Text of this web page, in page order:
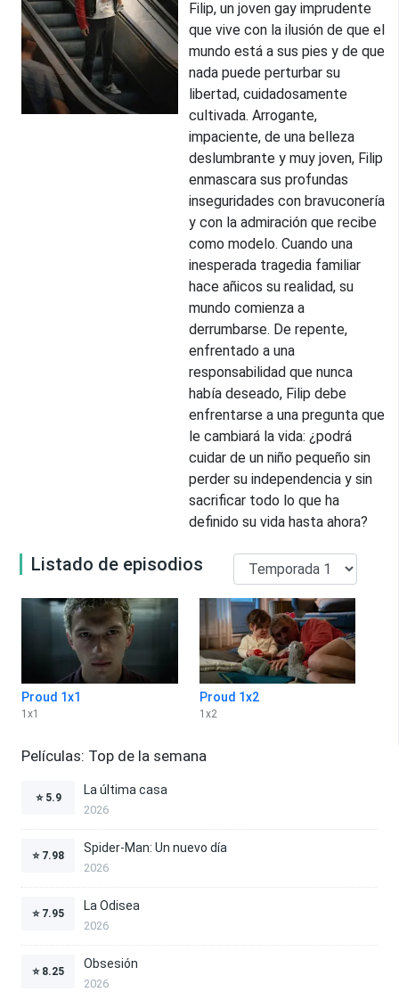
Filip, un joven gay imprudente
que vive con la ilusión de que el
mundo está a sus pies y de que
nada puede perturbar su
libertad, cuidadosamente
cultivada. Arrogante,
impaciente, de una belleza
deslumbrante y muy joven, Filip
enmascara sus profundas
inseguridades con bravuconería
y con la admiración que recibe
como modelo. Cuando una
inesperada tragedia familiar
hace añicos su realidad, su
mundo comienza a
derrumbarse. De repente,
enfrentado a una
responsabilidad que nunca
había deseado, Filip debe
enfrentarse a una pregunta que
le cambiará la vida: ¿podrá
cuidar de un niño pequeño sin
perder su independencia y sin
sacrificar todo lo que ha
definido su vida hasta ahora?
Listado de episodios
Proud 1x1
1 x1
Proud 1x2
1 x2
Películas: Top de la semana
⭐ 5.9
La última casa
2026
⭐ 7.98
Spider-Man: Un nuevo día
2026
⭐ 7.95
La Odisea
2026
⭐ 8.25
Obsesión
2026